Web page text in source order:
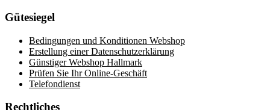
Gütesiegel
Bedingungen und Konditionen Webshop
Erstellung einer Datenschutzerklärung
Günstiger Webshop Hallmark
Prüfen Sie Ihr Online-Geschäft
Telefondienst
Rechtliches